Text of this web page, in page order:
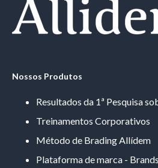
Nossos Produtos
Resultados da 1ª Pesquisa
Treinamentos Corporativos
Método de Brading Allídem
Plataforma de marca -